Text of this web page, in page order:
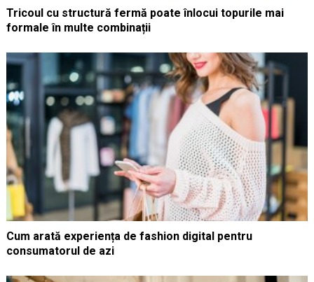
Tricoul cu structură fermă poate înlocui topurile mai
formale în multe combinații
Cum arată experiența de fashion digital pentru
consumatorul de azi